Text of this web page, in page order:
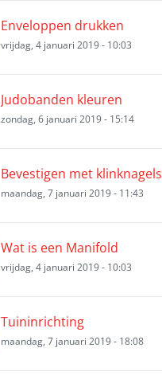
Enveloppen drukken
vrijdag, 4 januari 2019 - 10:03
Judobanden kleuren
zondag, 6 januari 2019 - 15:14
Bevestigen met klinknagels
maandag, 7 januari 2019 - 11:43
Wat is een Manifold
vrijdag, 4 januari 2019 - 10:03
Tuininrichting
maandag, 7 januari 2019 - 18:08